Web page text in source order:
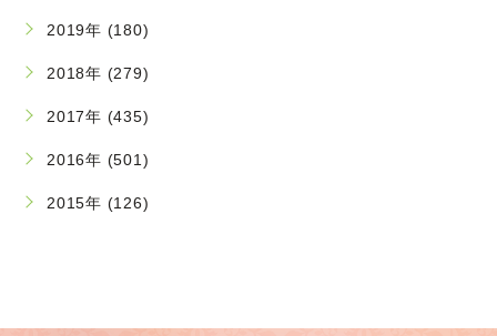
2019年 (180)
2018年 (279)
2017年 (435)
2016年 (501)
2015年 (126)